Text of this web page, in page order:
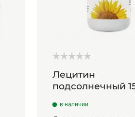
Лецитин
подсолнечный
в наличии